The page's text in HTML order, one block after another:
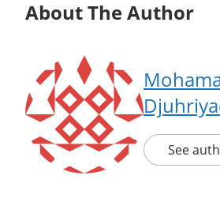
About The Author
See